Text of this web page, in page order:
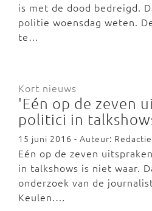
is met de dood bedreigd.
politie woensdag weten.
te…
Kort nieuws
'Eén op de zeven
politici in
15 juni 2016 - Auteur:
Eén op de zeven
in talkshows is niet waar.
onderzoek van de
Keulen.…